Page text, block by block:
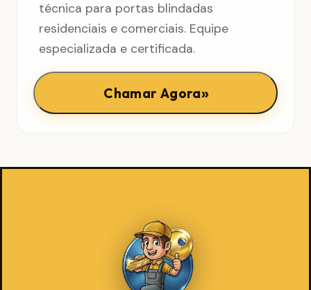
técnica para portas blindadas
residenciais e comerciais. Equipe
especializada e certificada.
Chamar Agora»